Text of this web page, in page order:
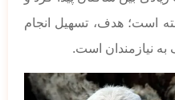
است؛ هدف، تسهیل انجام
نیازمندان است.